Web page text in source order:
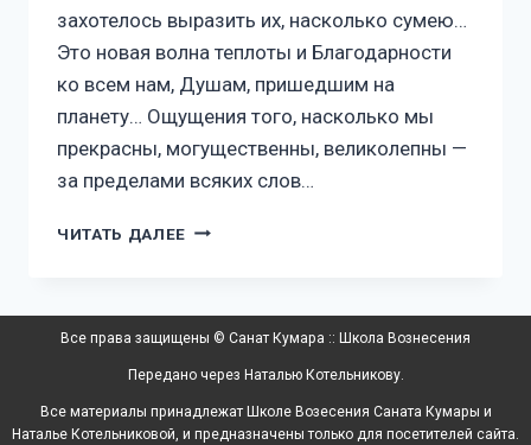
захотелось выразить их, насколько сумею…
Это новая волна теплоты и Благодарности
ко всем нам, Душам, пришедшим на
планету… Ощущения того, насколько мы
прекрасны, могущественны, великолепны —
за пределами всяких слов…
ЧИТАТЬ ДАЛЕЕ
Все права защищены © Санат Кумара :: Школа Вознесения
Передано через Наталью Котельникову.
Все материалы принадлежат Школе Возесения Саната Кумары и
Наталье Котельниковой, и предназначены только для посетителей сайта.